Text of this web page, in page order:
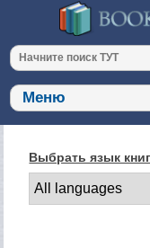
Выбрать язык